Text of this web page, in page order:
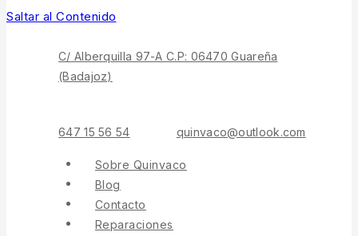
Saltar al Contenido
C/ Alberquilla 97-A C.P: 06470 Guareña
(Badajoz)
647 15 56 54 quinvaco@outlook.com
Sobre Quinvaco
Blog
Contacto
Reparaciones